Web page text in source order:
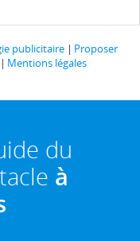
publicitaire
Proposer
Mentions légales
du
à